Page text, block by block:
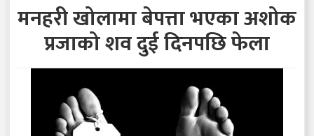
मनहरी खोलामा बेपत्ता भएका अशोक
प्रजाको शव दुई दिनपछि फेला